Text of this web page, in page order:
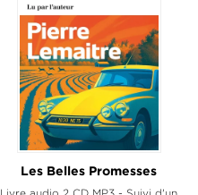
Les Belles Promesses
Livre audio 2 CD MP3 - Suivi d'un